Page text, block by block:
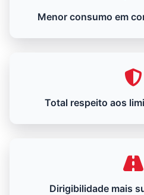
Menor consumo em
Total respeito aos
Dirigibilidade mais